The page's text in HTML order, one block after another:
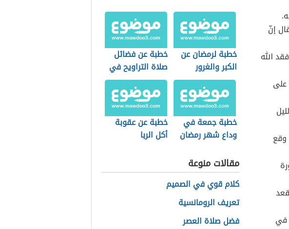
إنّ
الله
على
في
خطبة لرمضان عن
الكبر والغرور
وآثارهما على
المجتمع
خطبة عن فضائل
صلاة التراويح في
شهر رمضان
خطبة جمعة في
وداع شهر رمضان
خطبة عن عقوبة
أكل الربا
مقالات منوعة
كلام قوي في الصميم
تعريف الرومانسية
فضل صلاة العصر